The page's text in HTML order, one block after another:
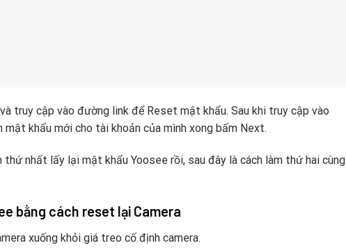
truy cập vào đường link để Reset mật khẩu. Sau khi truy cập vào
khẩu mới cho tài khoản của mình xong bấm Next.
nhất lấy lại mật khẩu Yoosee rồi, sau đây là cách làm thứ hai cùng
bằng cách reset lại Camera
xuống khỏi giá treo cố định camera.